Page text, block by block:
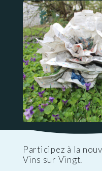
Participez à la
Vins sur Vingt.